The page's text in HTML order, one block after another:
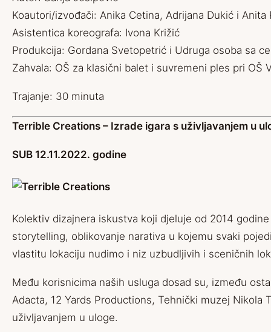
Koautori/izvođači: Anika Cetina, Adrijana Dukić i Anita
Asistentica koreografa: Ivona Križić
Produkcija: Gordana Svetopetrić i Udruga osoba sa
Zahvala: OŠ za klasični balet i suvremeni ples pri OŠ
Trajanje: 30 minuta
Terrible Creations – Izrade igara s uživljavanjem u
SUB 12.11.2022. godine
Kolektiv dizajnera iskustva koji djeluje od 2014
storytelling, oblikovanje narativa u kojemu svaki
vlastitu lokaciju nudimo i niz uzbudljivih i sceničnih
Među korisnicima naših usluga dosad su, između
Adacta, 12 Yards Productions, Tehnički muzej
uživljavanjem u uloge.